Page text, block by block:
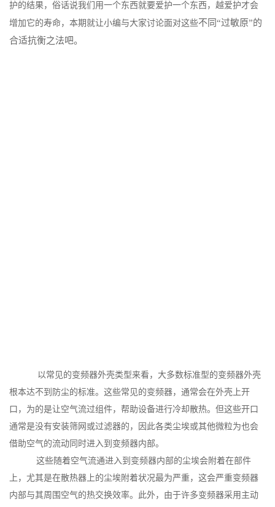
护的结果，俗话说我们用一个东西就要爱护一个东西，越爱护才会
增加它的寿命，本期就让小编与大家讨论面对这些不同“过敏原”的
合适抗衡之法吧。
以常见的变频器外壳类型来看，大多数标准型的变频器外壳
根本达不到防尘的标准。这些常见的变频器，通常会在外壳上开
口，为的是让空气流过组件，帮助设备进行冷却散热。但这些开口
通常是没有安装筛网或过滤器的，因此各类尘埃或其他微粒为也会
借助空气的流动同时进入到变频器内部。
这些随着空气流通进入到变频器内部的尘埃会附着在部件
上，尤其是在散热器上的尘埃附着状况最为严重，这会严重变频器
内部与其周围空气的热交换效率。此外，由于许多变频器采用主动